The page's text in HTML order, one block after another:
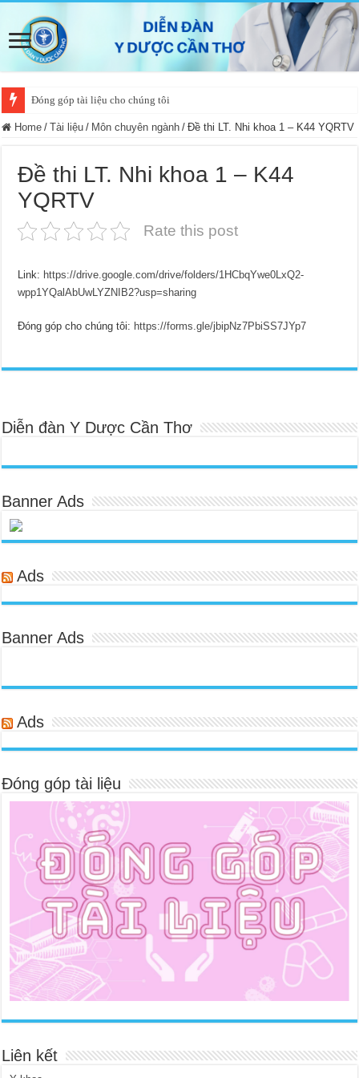
Đóng góp tài liệu cho chúng tôi
Home / Tài liệu / Môn chuyên ngành / Đề thi LT. Nhi khoa 1 – K44 YQRTV
Đề thi LT. Nhi khoa 1 – K44
YQRTV
Rate this post
Link: https://drive.google.com/drive/folders/1HCbqYwe0LxQ2-
wpp1YQalAbUwLYZNIB2?usp=sharing
Đóng góp cho chúng tôi: https://forms.gle/jbipNz7PbiSS7JYp7
Diễn đàn Y Dược Cần Thơ
Banner Ads
Ads
Banner Ads
Ads
Đóng góp tài liệu
Liên kết